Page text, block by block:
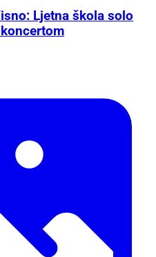
Ljetna škola solo